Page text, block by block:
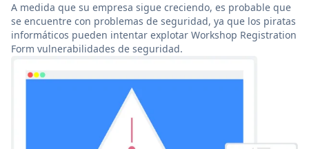
A medida que su empresa sigue creciendo, es probable que
se encuentre con problemas de seguridad, ya que los piratas
informáticos pueden intentar explotar Workshop Registration
Form vulnerabilidades de seguridad.